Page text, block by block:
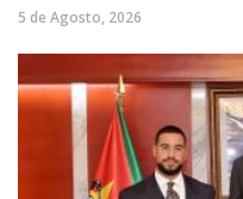
5 de Agosto, 2026